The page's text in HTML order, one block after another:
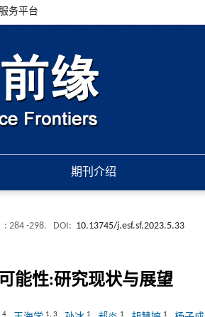
务平台
期刊介绍
: 284 -298. DOI: 10.13745/j.esf.sf.2023.5.33
能性:研究现状与展望
4 1, 3 1 1 1